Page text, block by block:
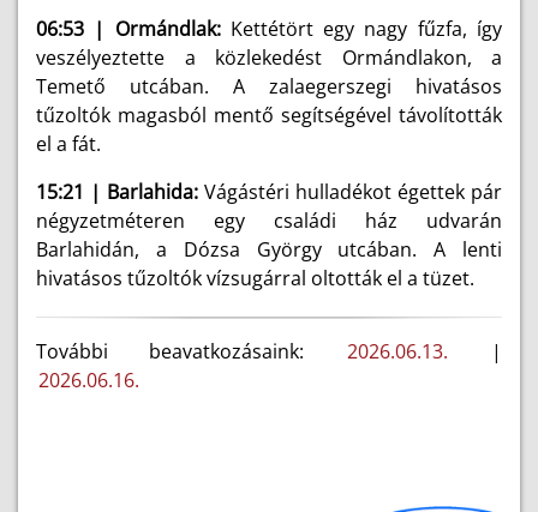
06:53 | Ormándlak:Kettétört egy nagy fűzfa, így
veszélyeztette a közlekedést Ormándlakon, a
Temető utcában. A zalaegerszegi hivatásos
tűzoltók magasból mentő segítségével távolították
el a fát.
15:21 | Barlahida: Vágástéri hulladékot égettek pár
négyzetméteren egy családi ház udvarán
Barlahidán, a Dózsa György utcában. A lenti
hivatásos tűzoltók vízsugárral oltották el a tüzet.
További beavatkozásaink: 2026.06.13.
|
2026.06.16.